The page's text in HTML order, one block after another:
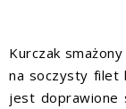
Kurczak
na soczysty filet
jest doprawione